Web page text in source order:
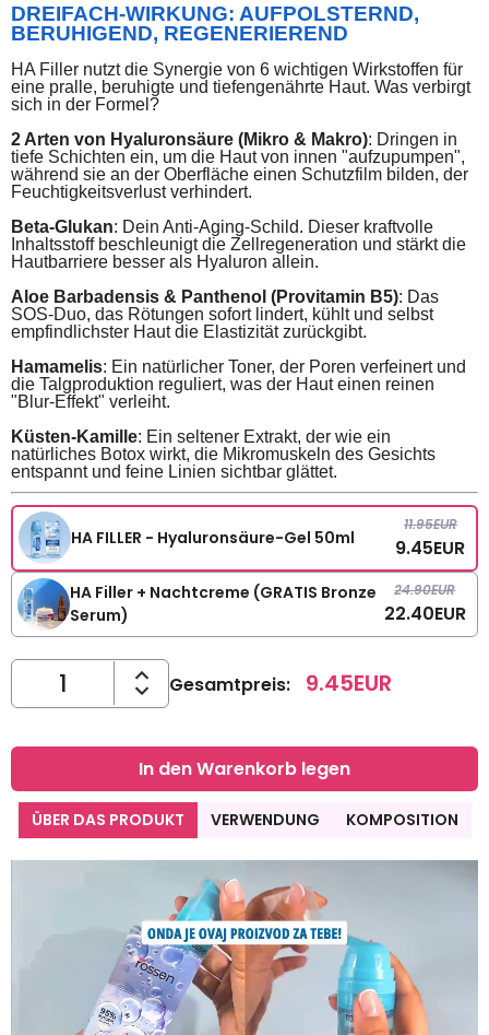
DREIFACH-WIRKUNG: AUFPOLSTERND,
BERUHIGEND, REGENERIEREND
HA Filler nutzt die Synergie von 6 wichtigen Wirkstoffen für
eine pralle, beruhigte und tiefengenährte Haut. Was verbirgt
sich in der Formel?
2 Arten von Hyaluronsäure (Mikro & Makro): Dringen in
tiefe Schichten ein, um die Haut von innen "aufzupumpen",
während sie an der Oberfläche einen Schutzfilm bilden, der
Feuchtigkeitsverlust verhindert.
Beta-Glukan: Dein Anti-Aging-Schild. Dieser kraftvolle
Inhaltsstoff beschleunigt die Zellregeneration und stärkt die
Hautbarriere besser als Hyaluron allein.
Aloe Barbadensis & Panthenol (Provitamin B5): Das
SOS-Duo, das Rötungen sofort lindert, kühlt und selbst
empfindlichster Haut die Elastizität zurückgibt.
Hamamelis: Ein natürlicher Toner, der Poren verfeinert und
die Talgproduktion reguliert, was der Haut einen reinen
"Blur-Effekt" verleiht.
Küsten-Kamille: Ein seltener Extrakt, der wie ein
natürliches Botox wirkt, die Mikromuskeln des Gesichts
entspannt und feine Linien sichtbar glättet.
HA FILLER - Hyaluronsäure-Gel 50ml
11.95EUR
9.45EUR
HA Filler + Nachtcreme (GRATIS Bronze
Serum)
24.90EUR
22.40EUR
Gesamtpreis: 9.45EUR
In den Warenkorb legen
ÜBER DAS PRODUKT VERWENDUNG KOMPOSITION